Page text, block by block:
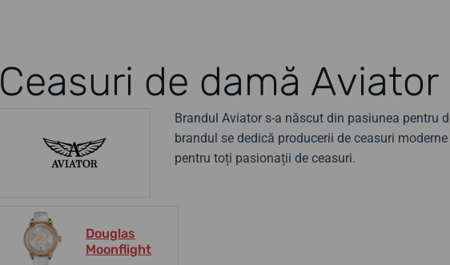
Ceasuri de damă Aviator
Brandul Aviator s-a născut din pasiunea pentru
brandul se dedică producerii de ceasuri
pentru toți pasionații de ceasuri.
Douglas
Moonflight